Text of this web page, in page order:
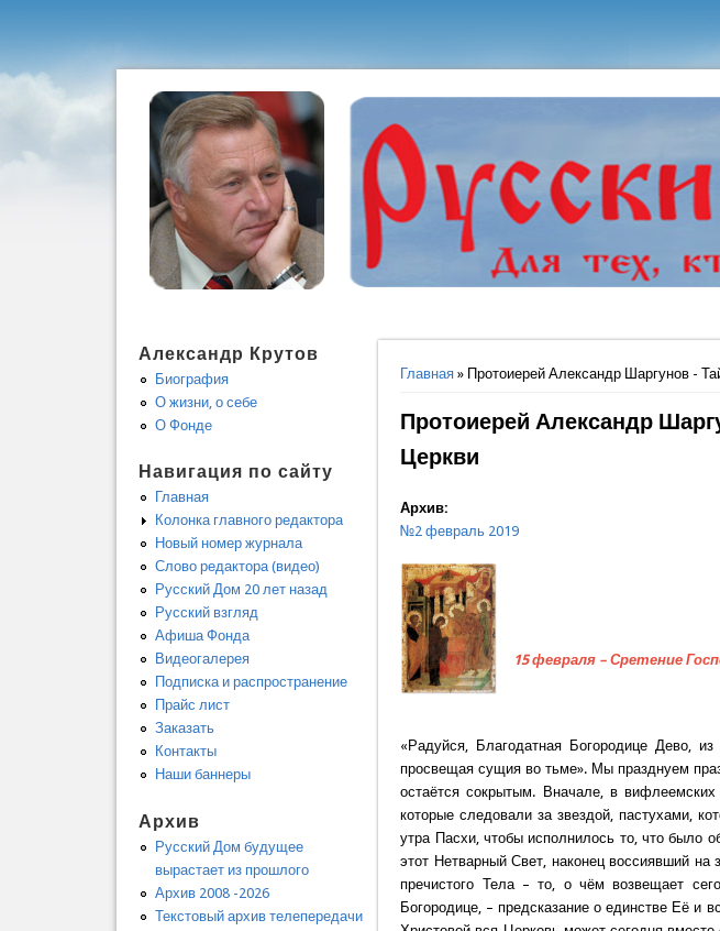
Вы здесь
Главная » Протоиерей Александр Шаргунов -
Протоиерей Александр
Церкви
Архив:
№2 февраль 2019
15 февраля – Сретение
«Радуйся, Благодатная Богородице Дево,
просвещая сущия во тьме». Мы празднуем
остаётся сокрытым. Вначале, в
которые следовали за звездой, пастухами,
утра Пасхи, чтобы исполнилось то, что было
этот Нетварный Свет, наконец воссиявший
пречистого Тела – то, о чём возвещает
Богородице, – предсказание о единстве Её и
Александр Крутов
Биография
О жизни, о себе
О Фонде
Навигация по сайту
Главная
Колонка главного редактора
Новый номер журнала
Слово редактора (видео)
Русский Дом 20 лет назад
Русский взгляд
Афиша Фонда
Видеогалерея
Подписка и распространение
Прайс лист
Заказать
Контакты
Наши баннеры
Архив
Русский Дом будущее
вырастает из прошлого
Архив 2008 -2026
Текстовый архив телепередачи